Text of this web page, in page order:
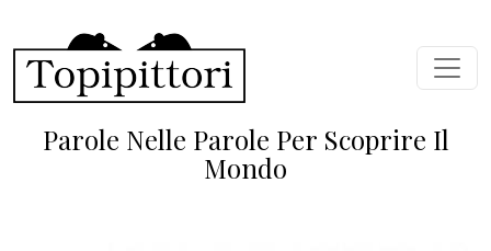
Parole Nelle Parole Per Scoprire Il
Mondo